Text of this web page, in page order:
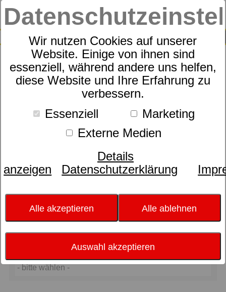
Wir nutzen Cookies auf unserer
Website. Einige von ihnen sind
essenziell, während andere uns helfen,
diese Website und Ihre Erfahrung zu
verbessern.
Essenziell
Marketing
Externe Medien
Details
anzeigen
Datenschutzerklärung
Alle akzeptieren Alle ablehnen
Auswahl akzeptieren
SUCHE
0
Produkte Matratzen Sympathica 8 Produkte
Sympathica
- bitte wählen -
Härtegrad
- bitte wählen -
- bitte wählen -